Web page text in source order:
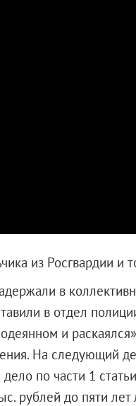
из Росгвардии и
в
в отдел
и
На следующий
по части 1
рублей до пяти